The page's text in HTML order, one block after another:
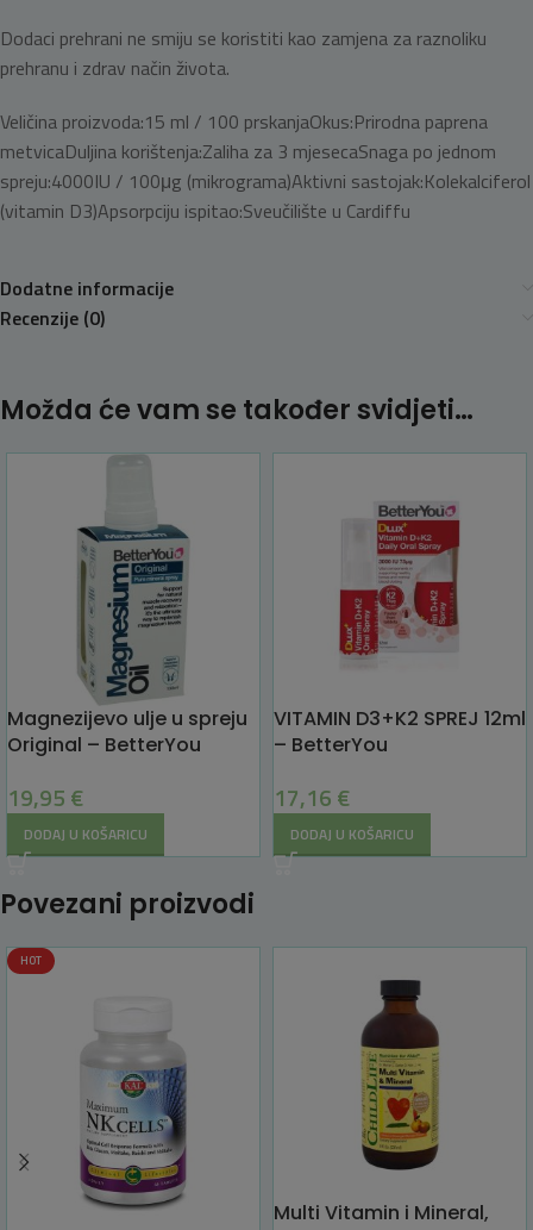
Dodaci prehrani ne smiju se koristiti kao zamjena za raznoliku
prehranu i zdrav način života.
Veličina proizvoda:15 ml / 100 prskanjaOkus:Prirodna paprena
metvicaDuljina korištenja:Zaliha za 3 mjesecaSnaga po jednom
spreju:4000IU / 100μg (mikrograma)Aktivni sastojak:Kolekalciferol
(vitamin D3)Apsorpciju ispitao:Sveučilište u Cardiffu
Dodatne informacije
Recenzije (0)
Možda će vam se također svidjeti…
Magnezijevo ulje u spreju
Original – BetterYou
19,95 €
DODAJ U KOŠARICU
VITAMIN D3+K2 SPREJ 12ml
– BetterYou
17,16 €
DODAJ U KOŠARICU
Povezani proizvodi
HOT
Multi Vitamin i Mineral,